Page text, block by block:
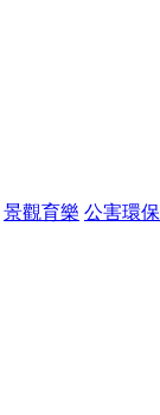
景觀育樂 公害環保